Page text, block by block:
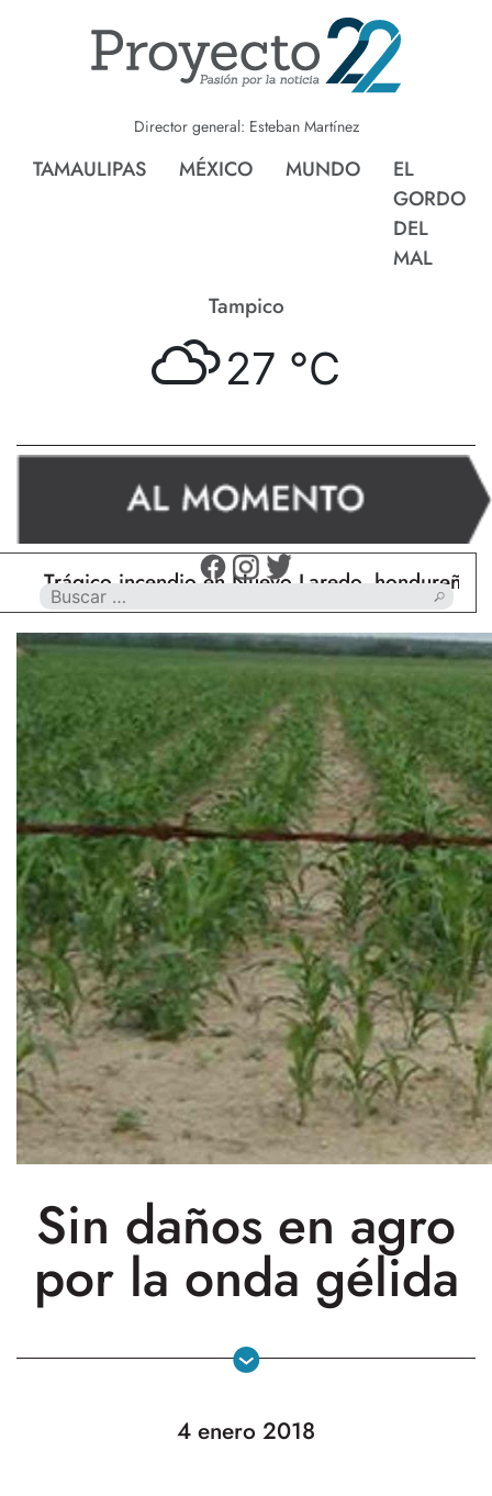
Director general: Esteban Martínez
TAMAULIPAS MÉXICO MUNDO
EL
GORDO
DEL
MAL
Tampico
27 °C
incendio en Nuevo Laredo, hondureño muere
Sin daños en agro
por la onda gélida
4 enero 2018